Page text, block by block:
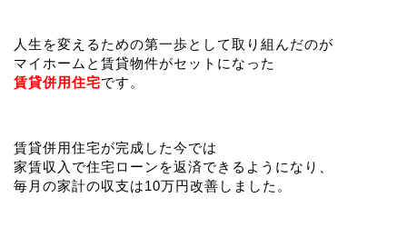
人生を変えるための第一歩として取り組んだのが
マイホームと賃貸物件がセットになった
賃貸併用住宅です。
賃貸併用住宅が完成した今では
家賃収入で住宅ローンを返済できるようになり、
毎月の家計の収支は10万円改善しました。